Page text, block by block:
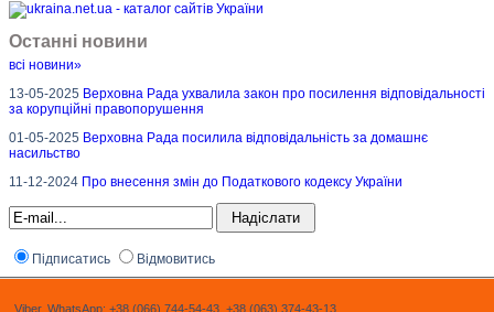
Останні новини
всі новини»
13-05-2025 Верховна Рада ухвалила закон про посилення відповідальності
за корупційні правопорушення
01-05-2025 Верховна Рада посилила відповідальність за домашнє
насильство
11-12-2024 Про внесення змін до Податкового кодексу України
Підписатись Відмовитись
Viber, WhatsApp: +38 (066) 744-54-43, +38 (063) 374-43-13